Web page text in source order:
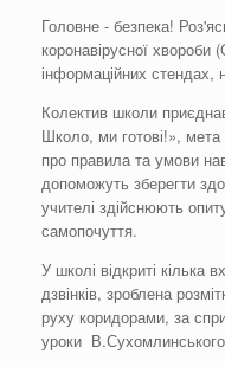
Головне - безпека!
коронавірусної хвороби
інформаційних стендах,
Колектив школи
Школо, ми готові!», мета
про правила та умови
допоможуть зберегти
учителі здійснюють
самопочуття.
У школі відкриті кілька
дзвінків, зроблена
руху коридорами, за
уроки